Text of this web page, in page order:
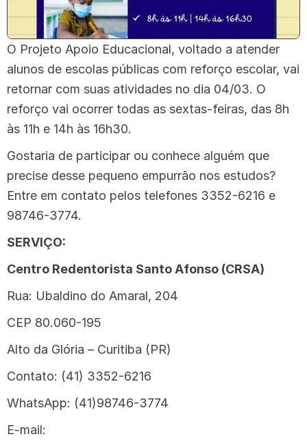
O Projeto Apoio Educacional, voltado a atender
alunos de escolas públicas com reforço escolar, vai
retornar com suas atividades no dia 04/03. O
reforço vai ocorrer todas as sextas-feiras, das 8h
às 11h e 14h às 16h30.
Gostaria de participar ou conhece alguém que
precise desse pequeno empurrão nos estudos?
Entre em contato pelos telefones 3352-6216 e
98746-3774.
SERVIÇO:
Centro Redentorista Santo Afonso (CRSA)
Rua: Ubaldino do Amaral, 204
CEP 80.060-195
Alto da Glória – Curitiba (PR)
Contato: (41) 3352-6216
WhatsApp: (41)98746-3774
E-mail: